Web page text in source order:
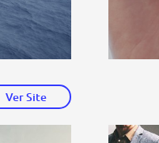
Ver Site